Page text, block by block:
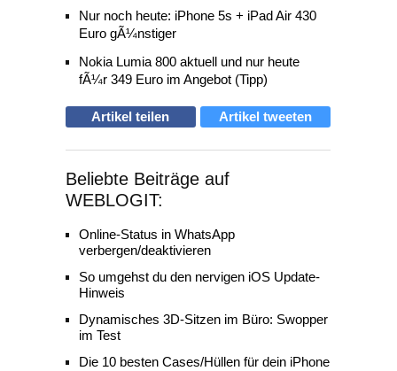
Nur noch heute: iPhone 5s + iPad Air 430
Euro gÃ¼nstiger
Nokia Lumia 800 aktuell und nur heute
fÃ¼r 349 Euro im Angebot (Tipp)
Artikel teilen Artikel tweeten
Beliebte Beiträge auf
WEBLOGIT:
Online-Status in WhatsApp
verbergen/deaktivieren
So umgehst du den nervigen iOS Update-
Hinweis
Dynamisches 3D-Sitzen im Büro: Swopper
im Test
Die 10 besten Cases/Hüllen für dein iPhone